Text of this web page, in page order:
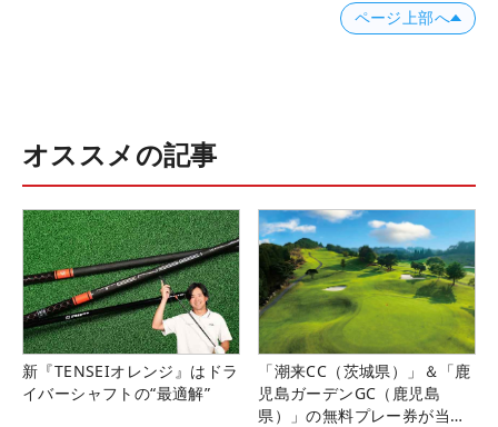
ページ上部へ
オススメの記事
新『TENSEIオレンジ』はドラ
イバーシャフトの“最適解”
「潮来CC（茨城県）」＆「鹿
児島ガーデンGC（鹿児島
県）」の無料プレー券が当た